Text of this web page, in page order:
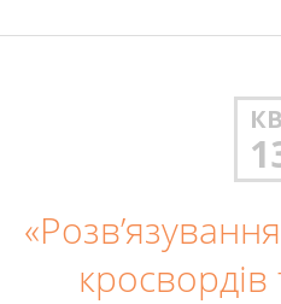
кросвордів